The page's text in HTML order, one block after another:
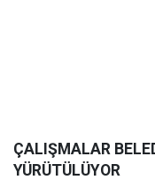
ÇALIŞMALAR
YÜRÜTÜLÜYOR